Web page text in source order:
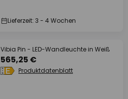
Lieferzeit: 3 - 4 Wochen
Vibia Pin - LED-Wandleuchte in Weiß
565,25 €
Produktdatenblatt